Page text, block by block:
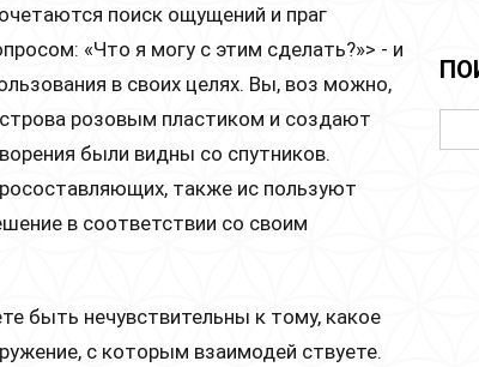
поиск ощущений и праг
«Что я могу с этим сделать?»> - и
в своих целях. Вы, воз можно,
розовым пластиком и создают
были видны со спутников.
также ис пользуют
в соответствии со своим
быть нечувствительны к тому, какое
с которым взаимодей ствуете.